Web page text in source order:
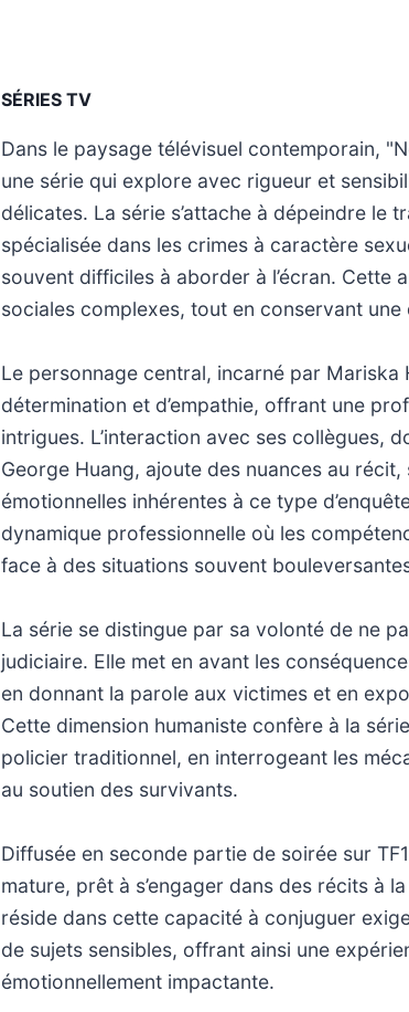
SÉRIES TV
Dans le paysage télévisuel contemporain,
une série qui explore avec rigueur et
délicates. La série s’attache à dépeindre le
spécialisée dans les crimes à caractère
souvent difficiles à aborder à l’écran. Cette
sociales complexes, tout en conservant
Le personnage central, incarné par
détermination et d’empathie, offrant une
intrigues. L’interaction avec ses collègues,
George Huang, ajoute des nuances au
émotionnelles inhérentes à ce type
dynamique professionnelle où les
face à des situations souvent
La série se distingue par sa volonté de ne
judiciaire. Elle met en avant les
en donnant la parole aux victimes et en
Cette dimension humaniste confère à la
policier traditionnel, en interrogeant les
au soutien des survivants.
Diffusée en seconde partie de soirée sur
mature, prêt à s’engager dans des récits à
réside dans cette capacité à conjuguer
de sujets sensibles, offrant ainsi une
émotionnellement impactante.